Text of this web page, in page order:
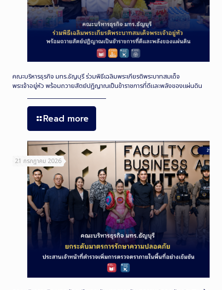
คณะบริหารธุรกิจ มทร.ธัญบุรี ร่วมพิธีเฉลิมพระเกียรติพระบาทสมเด็จ
พระเจ้าอยู่หัว พร้อมถวายสัตย์ปฏิญาณเป็นข้าราชการที่ดีและพลังของแผ่นดิน
Read more
21 กรกฎาคม 2026